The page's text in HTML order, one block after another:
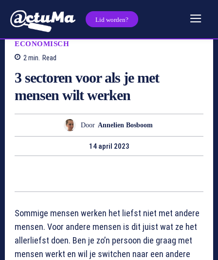
Lid worden?
ECONOMISCH
2 min. Read
3 sectoren voor als je met
mensen wilt werken
Door Annelien Bosboom
14 april 2023
Sommige mensen werken het liefst niet met andere
mensen. Voor andere mensen is dit juist wat ze het
allerliefst doen. Ben je zo’n persoon die graag met
mensen werkt en wil je switchen naar een andere